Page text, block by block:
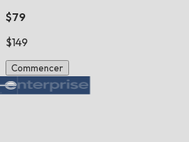
$79
$149
Commencer